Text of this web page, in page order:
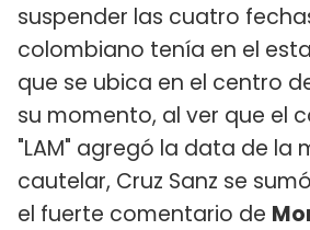
suspender las cuatro
colombiano tenía en el
que se ubica en el centro
su momento, al ver que el
"LAM" agregó la data de la
cautelar, Cruz Sanz se
el fuerte comentario de